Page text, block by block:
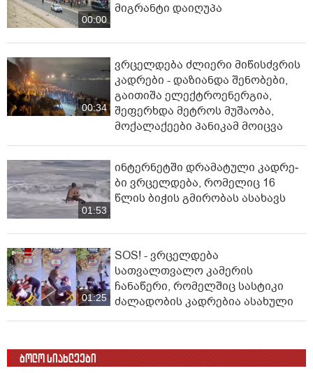
00:00
მიგრანტი დაიღუპა
00:34
ვრცელდება ძლიერი მიწისძვრის
კადრები - დაზიანდა შენობები,
გაითიშა ელექტროენერგია,
შეფერხდა მეტროს მუშაობა,
მოქალაქეები პანიკამ მოიცვა
01:53
ინ­ტერ­ნეტ­ში დრა­მა­ტუ­ლი კად­რე­
ბი ვრცელდება, რომელიც 16
წლის ბიჭის გმირობას ასახავს
01:25
SOS! - ვრცელდება
სათვალთვალო კამერის
ჩანაწერი, რომელშიც სასტიკი
ძალადობის კადრებია ასახული
ბოლო სიახლეები